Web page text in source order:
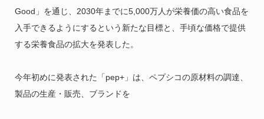
Good」を通じ、2030年までに5,000万人が栄養価の高い食品を
入手できるようにするという新たな目標と、手頃な価格で提供
する栄養食品の拡大を発表した。
今年初めに発表された「pep+」は、ペプシコの原材料の調達、
製品の生産・販売、ブランドを